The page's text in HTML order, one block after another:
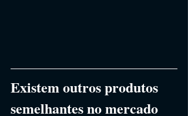
Existem outros produtos
semelhantes no mercado